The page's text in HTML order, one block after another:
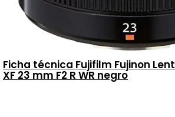
Ficha técnica Fujifilm Fujinon
XF 23 mm F2 R WR negro